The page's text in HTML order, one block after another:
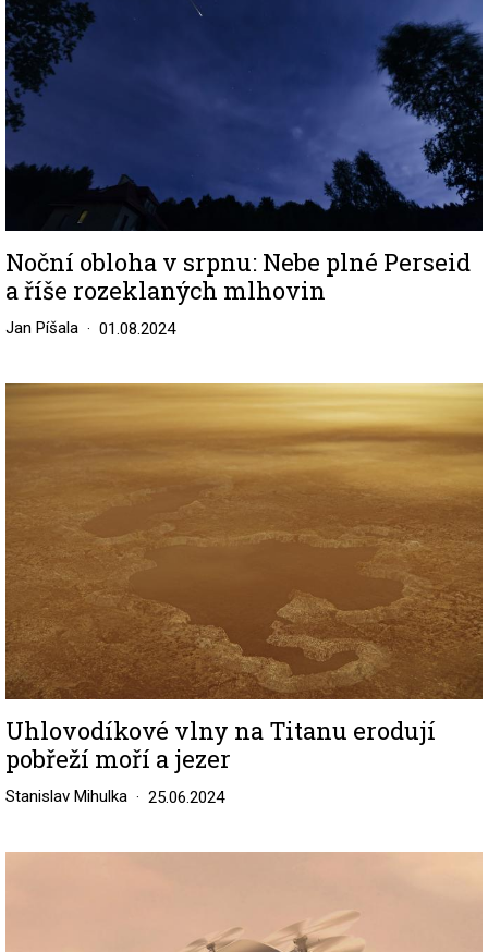
Noční obloha v srpnu: Nebe plné Perseid
a říše rozeklaných mlhovin
Jan Píšala 01.08.2024
Image
Uhlovodíkové vlny na Titanu erodují
pobřeží moří a jezer
Stanislav Mihulka 25.06.2024